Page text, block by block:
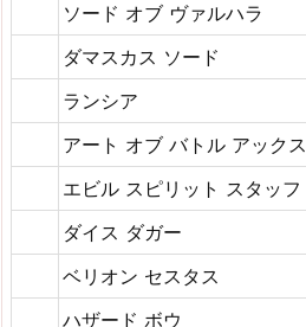
ソード オブ ヴァルハラ
ダマスカス ソード
ランシア
アート オブ バトル アックス
エビル スピリット スタッフ
ダイス ダガー
ベリオン セスタス
ハザード ボウ